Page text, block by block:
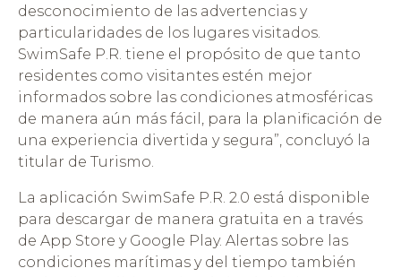
desconocimiento de las advertencias y
particularidades de los lugares visitados.
SwimSafe P.R. tiene el propósito de que tanto
residentes como visitantes estén mejor
informados sobre las condiciones atmosféricas
de manera aún más fácil, para la planificación de
una experiencia divertida y segura”, concluyó la
titular de Turismo.
La aplicación SwimSafe P.R. 2.0 está disponible
para descargar de manera gratuita en a través
de App Store y Google Play. Alertas sobre las
condiciones marítimas y del tiempo también